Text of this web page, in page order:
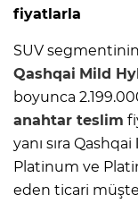
fiyatlarla
SUV
Qashqai Mild
boyunca
anahtar teslim
yanı sıra Qashqai
Platinum ve
eden ticari